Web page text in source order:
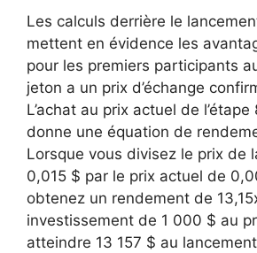
Les calculs derrière le
mettent en évidence les
pour les premiers participants
jeton a un prix d’échange
L’achat au prix actuel de
donne une équation de
Lorsque vous divisez le prix de
0,015 $ par le prix actuel de
obtenez un rendement de
investissement de 1 000 $ au
atteindre 13 157 $ au